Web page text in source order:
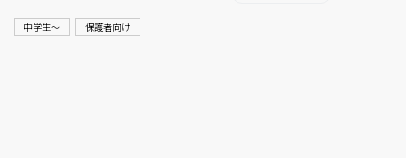
中学生〜 保護者向け